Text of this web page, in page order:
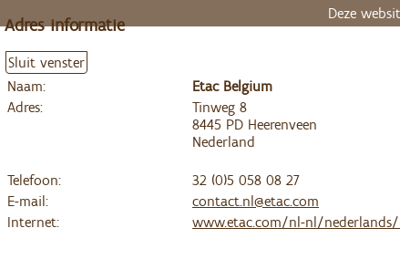
Adres informatie
Sluit venster
Naam:
Etac Belgium
Adres:
Tinweg 8
8445 PD Heerenveen
Nederland
Telefoon:
32 (0)5 058 08 27
E-mail:
contact.nl@etac.com
Internet:
www.etac.com/nl-nl/
Deze